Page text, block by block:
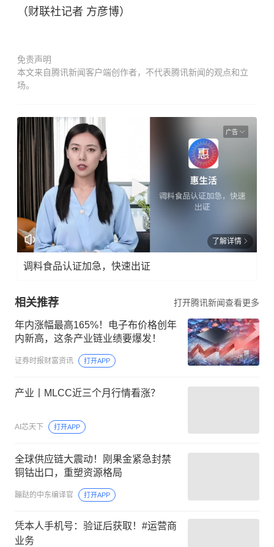
（财联社记者 方彦博）
免责声明
本文来自腾讯新闻客户端创作者，不代表腾讯新闻的观点和立
场。
广告
了解详情
调料食品认证加急，快速出证
相关推荐 打开腾讯新闻查看更多
年内涨幅最高165%！电子布价格创年
内新高，这条产业链业绩要爆发！
证券时报财富资讯 打开APP
产业丨MLCC近三个月行情看涨？
AI芯天下 打开APP
全球供应链大震动！刚果金紧急封禁
铜钴出口，重塑资源格局
蹦跶的中东编译官 打开APP
凭本人手机号：验证后获取！#运营商
业务